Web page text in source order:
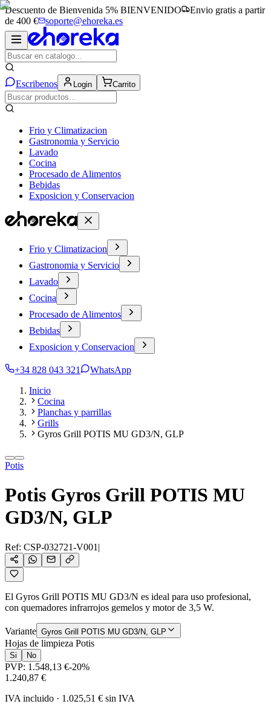
Descuento de Bienvenida 5% BIENVENIDO
Envio gratis a partir
de 400 €
soporte@ehoreka.es
Escribenos Login Carrito
Frio y Climatizacion
Gastronomia y Servicio
Lavado
Cocina
Procesado de Alimentos
Bebidas
Exposicion y Conservacion
Frio y Climatizacion
Gastronomia y Servicio
Lavado
Cocina
Procesado de Alimentos
Bebidas
Exposicion y Conservacion
+34 828 043 321
WhatsApp
Inicio
Cocina
Planchas y parrillas
Grills
Gyros Grill POTIS MU GD3/N, GLP
Potis
Potis Gyros Grill POTIS MU
GD3/N, GLP
Ref: CSP-032721-V001 |
El Gyros Grill POTIS MU GD3/N es ideal para uso profesional,
con quemadores infrarrojos gemelos y motor de 3,5 W.
Variante Gyros Grill POTIS MU GD3/N, GLP
Hojas de limpieza Potis
Si No
PVP: 1.548,13 €-20%
1.240,87 €
IVA incluido · 1.025,51 € sin IVA